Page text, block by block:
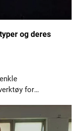
og deres
for